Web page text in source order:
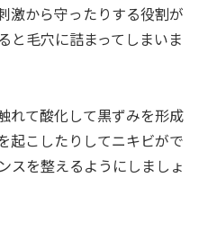
激から守ったりする役割が
と毛穴に詰まってしまいま
れて酸化して黒ずみを形成
起こしたりしてニキビがで
スを整えるようにしましょ